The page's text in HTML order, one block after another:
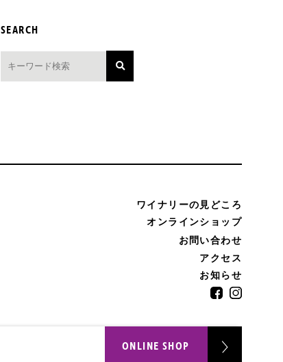
ONLINE SHOP
SEARCH
ワイナリーの見どころ
オンラインショップ
お問い合わせ
アクセス
お知らせ